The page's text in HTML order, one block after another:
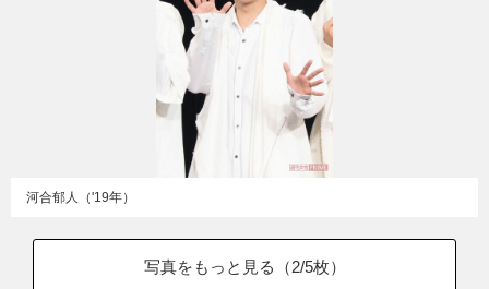
河合郁人（'19年）
写真をもっと見る（2/5枚）